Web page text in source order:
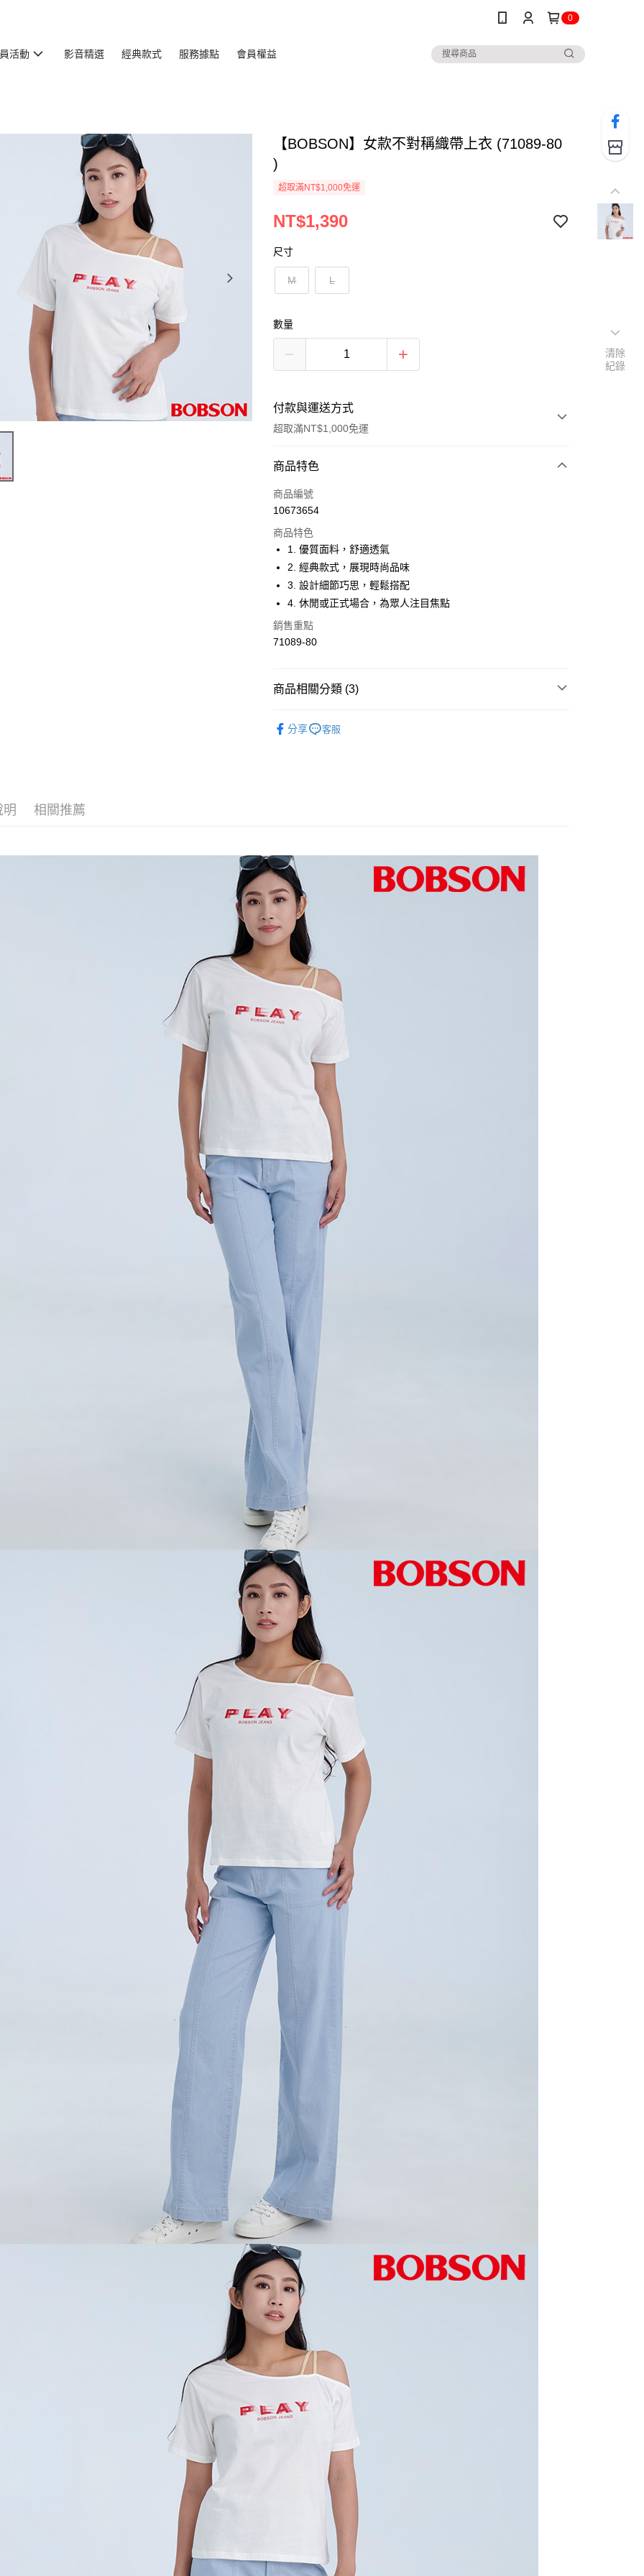
0
活動 影音精選 經典款式 服務據點 會員權益
【BOBSON】女款不對稱織帶上衣 (71089-80
)
超取滿NT$1,000免運
NT$1,390
尺寸
M L
數量
付款與運送方式
超取滿NT$1,000免運
付款方式
信用卡一次付款
ATM付款
運送方式
付款後全家取貨
每筆NT$60，滿NT$1,000(含以上)免運費
每筆NT$60，滿NT$1,000(含以上)免運費
每筆NT$60，滿NT$1,000(含以上)免運費
商品特色
商品編號
10673654
商品特色
1. 優質面料，舒適透氣
2. 經典款式，展現時尚品味
3. 設計細節巧思，輕鬆搭配
4. 休閒或正式場合，為眾人注目焦點
銷售重點
71089-80
商品相關分類 (3)
分享 客服
明 相關推薦
清除
紀錄